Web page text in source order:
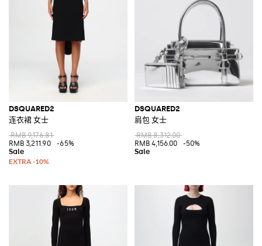
DSQUARED2
连衣裙 女士
RMB 9,176.81
RMB 3,211.90
-65%
DSQUARED2
肩包 女士
RMB 8,312.00
RMB 4,156.00
-50%